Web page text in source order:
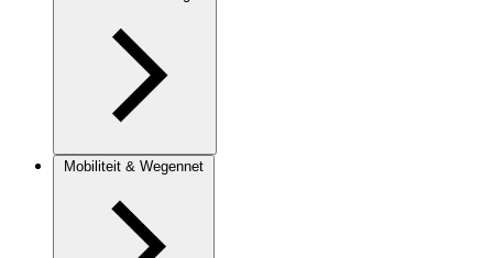
Mobiliteit & Wegennet